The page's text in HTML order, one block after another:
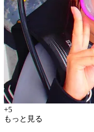
+5
もっと見る